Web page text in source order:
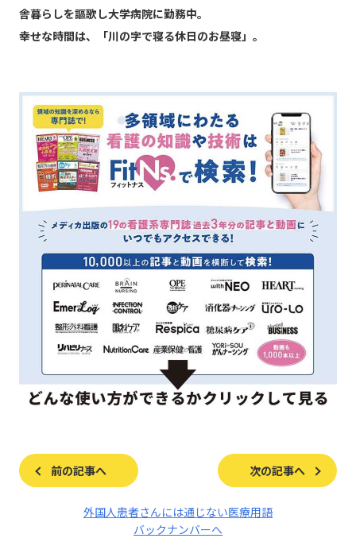
舎暮らしを謳歌し大学病院に勤務中。
幸せな時間は、「川の字で寝る休日のお昼寝」。
前の記事へ 次の記事へ
外国人患者さんには通じない医療用語
バックナンバーへ